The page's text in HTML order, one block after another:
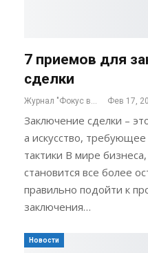
7 приемов для
сделки
Журнал "Фокус внимания" Фев 17,
Заключение сделки –
а искусство,
тактики В мире
становится все более
правильно подойти к
заключения…
Новости